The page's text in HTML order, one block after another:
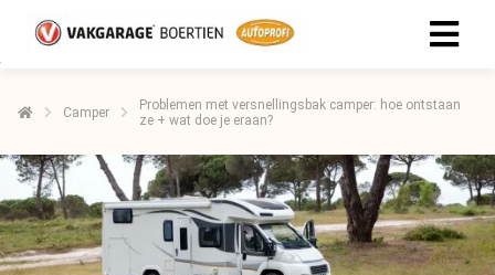
Camper
Problemen met versnellingsbak camper: hoe ontstaan
ze + wat doe je eraan?